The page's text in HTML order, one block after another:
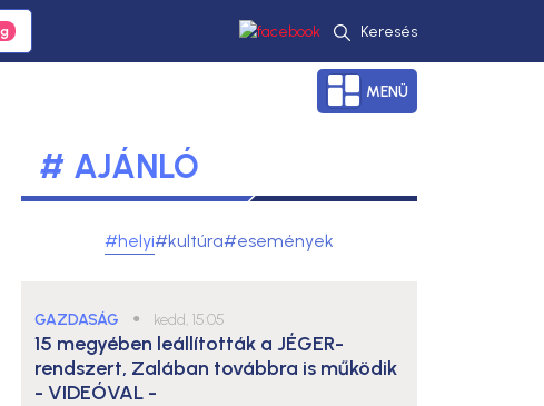
Keresés
MENÜ
# AJÁNLÓ
#helyi#kultúra#események
GAZDASÁG ● kedd, 15:05
15 megyében leállították a JÉGER-
rendszert, Zalában továbbra is működik
- VIDEÓVAL -